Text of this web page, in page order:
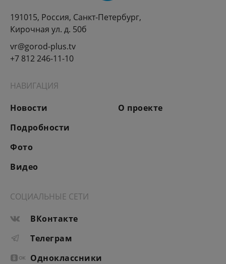
191015, Россия, Санкт-Петербург,
Кирочная ул. д. 50б
vr@gorod-plus.tv
+7 812 246-11-10
НАВИГАЦИЯ
Новости
Подробности
Фото
Видео
О проекте
СОЦИАЛЬНЫЕ СЕТИ
ВКонтакте
Телеграм
Одноклассники